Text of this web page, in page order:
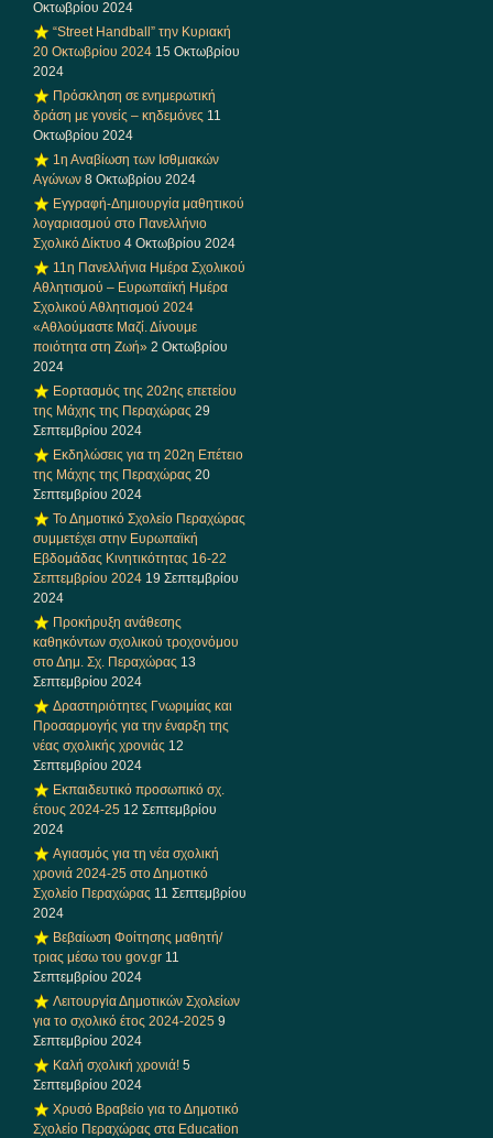
Οκτωβρίου 2024
“Street Handball” την Κυριακή
20 Οκτωβρίου 2024 15 Οκτωβρίου
2024
Πρόσκληση σε ενημερωτική
δράση με γονείς – κηδεμόνες 11
Οκτωβρίου 2024
1η Αναβίωση των Ισθμιακών
Αγώνων 8 Οκτωβρίου 2024
Εγγραφή-Δημιουργία μαθητικού
λογαριασμού στο Πανελλήνιο
Σχολικό Δίκτυο 4 Οκτωβρίου 2024
11η Πανελλήνια Ημέρα Σχολικού
Αθλητισμού – Ευρωπαϊκή Ημέρα
Σχολικού Αθλητισμού 2024
«Αθλούμαστε Μαζί. Δίνουμε
ποιότητα στη Ζωή» 2 Οκτωβρίου
2024
Εορτασμός της 202ης επετείου
της Μάχης της Περαχώρας 29
Σεπτεμβρίου 2024
Εκδηλώσεις για τη 202η Επέτειο
της Μάχης της Περαχώρας 20
Σεπτεμβρίου 2024
Το Δημοτικό Σχολείο Περαχώρας
συμμετέχει στην Ευρωπαϊκή
Εβδομάδας Κινητικότητας 16-22
Σεπτεμβρίου 2024 19 Σεπτεμβρίου
2024
Προκήρυξη ανάθεσης
καθηκόντων σχολικού τροχονόμου
στο Δημ. Σχ. Περαχώρας 13
Σεπτεμβρίου 2024
Δραστηριότητες Γνωριμίας και
Προσαρμογής για την έναρξη της
νέας σχολικής χρονιάς 12
Σεπτεμβρίου 2024
Εκπαιδευτικό προσωπικό σχ.
έτους 2024-25 12 Σεπτεμβρίου
2024
Αγιασμός για τη νέα σχολική
χρονιά 2024-25 στο Δημοτικό
Σχολείο Περαχώρας 11 Σεπτεμβρίου
2024
Βεβαίωση Φοίτησης μαθητή/
τριας μέσω του gov.gr 11
Σεπτεμβρίου 2024
Λειτουργία Δημοτικών Σχολείων
για το σχολικό έτος 2024-2025 9
Σεπτεμβρίου 2024
Καλή σχολική χρονιά! 5
Σεπτεμβρίου 2024
Χρυσό Βραβείο για το Δημοτικό
Σχολείο Περαχώρας στα Education